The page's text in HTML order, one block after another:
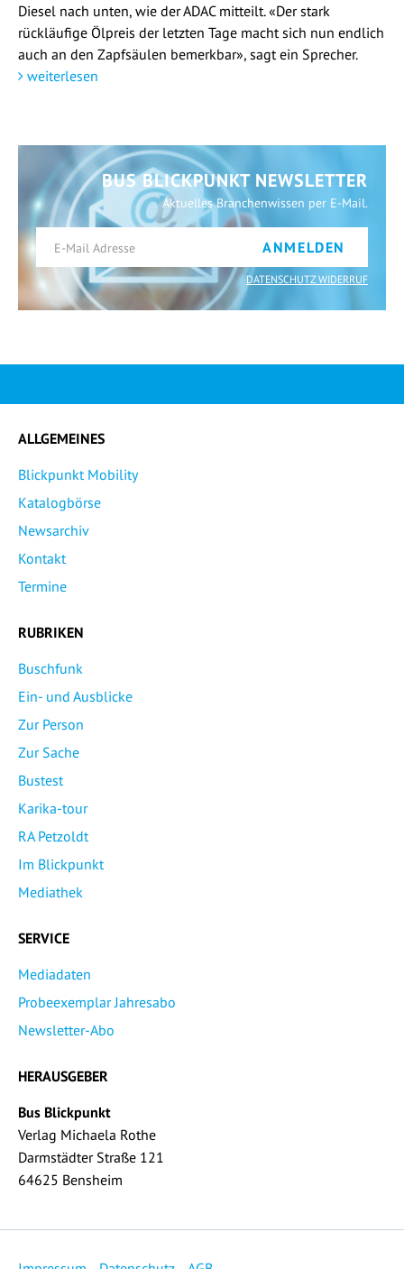
Diesel nach unten, wie der ADAC mitteilt. «Der stark
rückläufige Ölpreis der letzten Tage macht sich nun endlich
auch an den Zapfsäulen bemerkbar», sagt ein Sprecher.
weiterlesen
BUS BLICKPUNKT NEWSLETTER
Aktuelles Branchenwissen per E-Mail.
ANMELDEN
DATENSCHUTZ WIDERRUF
ALLGEMEINES
Blickpunkt Mobility
Katalogbörse
Newsarchiv
Kontakt
Termine
RUBRIKEN
Buschfunk
Ein- und Ausblicke
Zur Person
Zur Sache
Bustest
Karika-tour
RA Petzoldt
Im Blickpunkt
Mediathek
SERVICE
Mediadaten
Probeexemplar Jahresabo
Newsletter-Abo
HERAUSGEBER
Bus Blickpunkt
Verlag Michaela Rothe
Darmstädter Straße 121
64625 Bensheim